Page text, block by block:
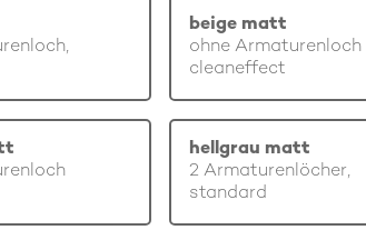
beige matt
ohne Armaturenloch
cleaneffect
hellgrau matt
2 Armaturenlöcher,
standard